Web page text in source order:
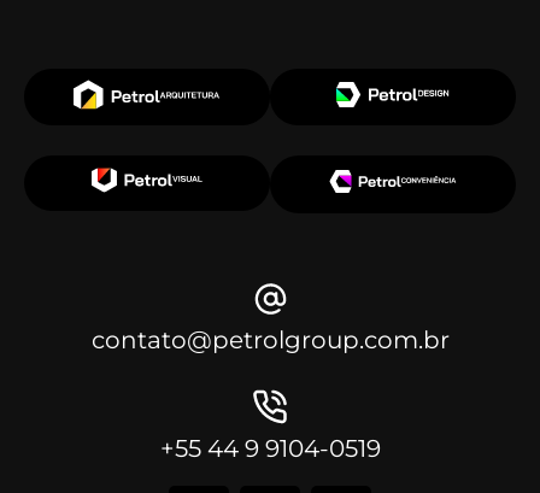
contato@petrolgroup.com.br
+55 44 9 9104-0519